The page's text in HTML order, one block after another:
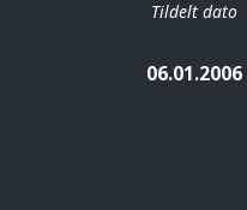
Tildelt dato
06.01.2006